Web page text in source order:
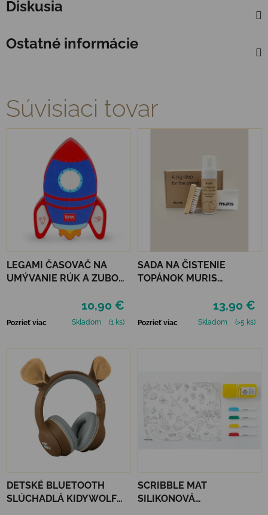
Diskusia
Ostatné informácie
Súvisiaci tovar
LEGAMI ČASOVAČ NA
UMÝVANIE RÚK A ZUBOV
10,90 €
Pozrieť viac Skladom (1 ks)
SADA NA ČISTENIE
TOPÁNOK MURIS
13,90 €
Pozrieť viac Skladom (>5 ks)
DETSKÉ BLUETOOTH
SLÚCHADLÁ KIDYWOLF
SCRIBBLE MAT
SILIKONOVÁ